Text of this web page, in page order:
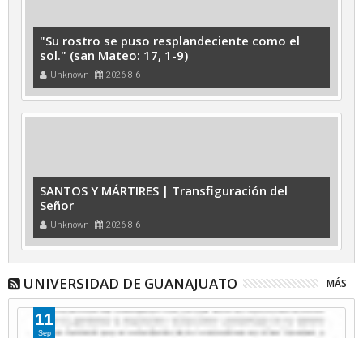
"Su rostro se puso resplandeciente como el
sol." (san Mateo: 17, 1-9)
Unknown 2026-8-6
SANTOS Y MÁRTIRES | Transfiguración del
Señor
Unknown 2026-8-6
UNIVERSIDAD DE GUANAJUATO MÁS
11
Sep